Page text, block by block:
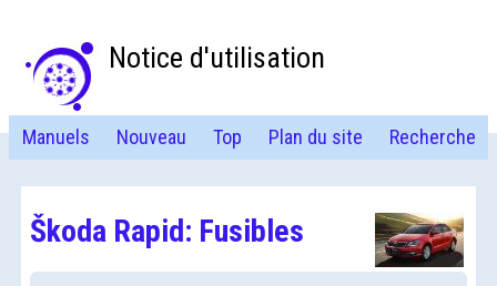
Notice d'utilisation
Manuels Nouveau Top Plan du site Recherche
Škoda Rapid: Fusibles